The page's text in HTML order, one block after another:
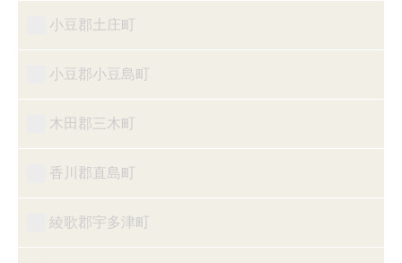
小豆郡土庄町
小豆郡小豆島町
木田郡三木町
香川郡直島町
綾歌郡宇多津町